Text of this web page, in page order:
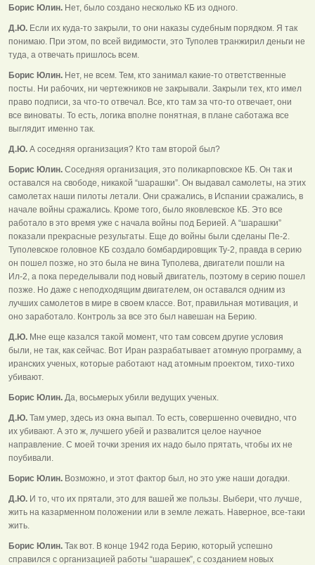
Борис Юлин. Нет, было создано несколько КБ из одного.
Д.Ю. Если их куда-то закрыли, то они наказы судебным порядком. Я так
понимаю. При этом, по всей видимости, это Туполев транжирил деньги не
туда, а отвечать пришлось всем.
Борис Юлин. Нет, не всем. Тем, кто занимал какие-то ответственные
посты. Ни рабочих, ни чертежников не закрывали. Закрыли тех, кто имел
право подписи, за что-то отвечал. Все, кто там за что-то отвечает, они
все виноваты. То есть, логика вполне понятная, в плане саботажа все
выглядит именно так.
Д.Ю. А соседняя организация? Кто там второй был?
Борис Юлин. Соседняя организация, это поликарповское КБ. Он так и
оставался на свободе, никакой “шарашки”. Он выдавал самолеты, на этих
самолетах наши пилоты летали. Они сражались, в Испании сражались, в
начале войны сражались. Кроме того, было яковлевское КБ. Это все
работало в это время уже с начала войны под Берией. А “шарашки”
показали прекрасные результаты. Еще до войны были сделаны Пе-2.
Туполевское головное КБ создало бомбардировщик Ту-2, правда в серию
он пошел позже, но это была не вина Туполева, двигатели пошли на
Ил-2, а пока переделывали под новый двигатель, поэтому в серию пошел
позже. Но даже с неподходящим двигателем, он оставался одним из
лучших самолетов в мире в своем классе. Вот, правильная мотивация, и
оно заработало. Контроль за все это был навешан на Берию.
Д.Ю. Мне еще казался такой момент, что там совсем другие условия
были, не так, как сейчас. Вот Иран разрабатывает атомную программу, а
иранских ученых, которые работают над атомным проектом, тихо-тихо
убивают.
Борис Юлин. Да, восьмерых убили ведущих ученых.
Д.Ю. Там умер, здесь из окна выпал. То есть, совершенно очевидно, что
их убивают. А это ж, лучшего убей и развалится целое научное
направление. С моей точки зрения их надо было прятать, чтобы их не
поубивали.
Борис Юлин. Возможно, и этот фактор был, но это уже наши догадки.
Д.Ю. И то, что их прятали, это для вашей же пользы. Выбери, что лучше,
жить на казарменном положении или в земле лежать. Наверное, все-таки
жить.
Борис Юлин. Так вот. В конце 1942 года Берию, который успешно
справился с организацией работы “шарашек”, с созданием новых